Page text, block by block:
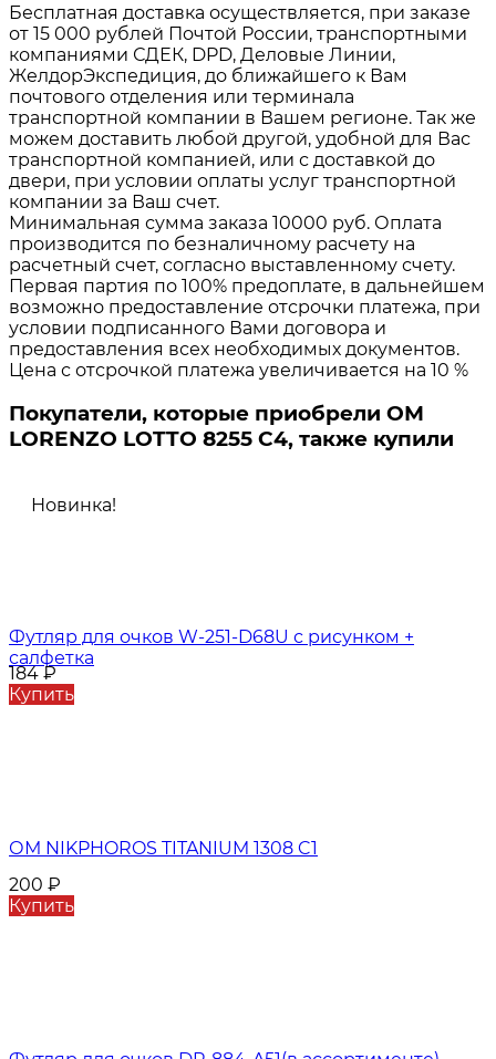
Бесплатная доставка осуществляется, при заказе
от 15 000 рублей Почтой России, транспортными
компаниями СДЕК, DPD, Деловые Линии,
ЖелдорЭкспедиция, до ближайшего к Вам
почтового отделения или терминала
транспортной компании в Вашем регионе. Так же
можем доставить любой другой, удобной для Вас
транспортной компанией, или с доставкой до
двери, при условии оплаты услуг транспортной
компании за Ваш счет.
Минимальная сумма заказа 10000 руб. Оплата
производится по безналичному расчету на
расчетный счет, согласно выставленному счету.
Первая партия по 100% предоплате, в дальнейшем
возможно предоставление отсрочки платежа, при
условии подписанного Вами договора и
предоставления всех необходимых документов.
Цена с отсрочкой платежа увеличивается на 10 %
Покупатели, которые приобрели ОМ
LORENZO LOTTO 8255 C4, также купили
Новинка!
Футляр для очков W-251-D68U с рисунком +
салфетка
184₽
Купить
ОМ NIKPHOROS TITANIUM 1308 C1
200 ₽
Купить